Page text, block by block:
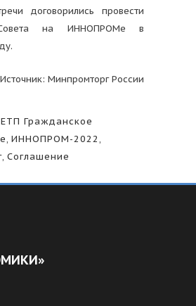
договорились провести
на ИННОПРОМе в
Источник: Минпромторг России
ЕТП Гражданское
, ИННОПРОМ-2022,
, Соглашение